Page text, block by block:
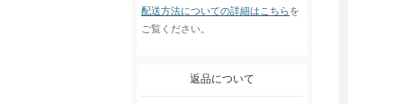
配送方法についての詳細はこちらを
ご覧ください。
返品について